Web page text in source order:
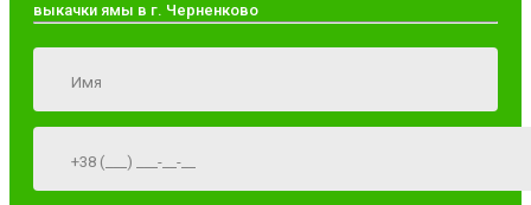
выкачки ямы в г. Черненково